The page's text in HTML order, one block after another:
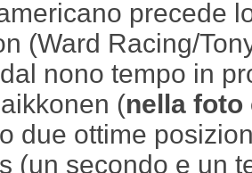
precede
(Ward Racing/
nono tempo in
(nella foto
due ottime
(un secondo e un